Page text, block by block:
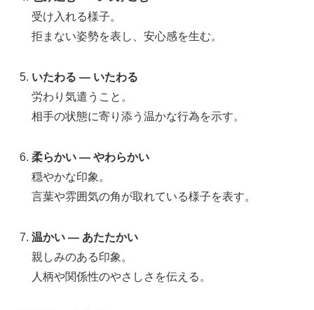
受け入れる様子。
拒まない姿勢を表し、安心感を生む。
いたわる — いたわる
労わり気遣うこと。
相手の状態に寄り添う温かな行為を示す。
柔らかい — やわらかい
穏やかな印象。
言葉や雰囲気の角が取れている様子を表す。
温かい — あたたかい
親しみのある印象。
人柄や関係性のやさしさを伝える。